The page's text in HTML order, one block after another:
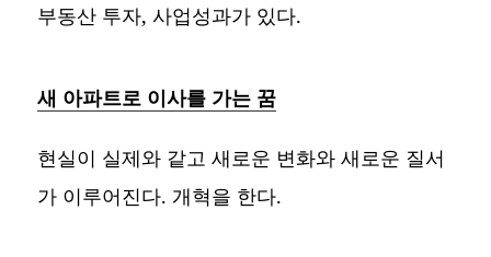
부동산 투자, 사업성과가 있다.
새 아파트로 이사를 가는 꿈
현실이 실제와 같고 새로운 변화와 새로운 질서
가 이루어진다. 개혁을 한다.